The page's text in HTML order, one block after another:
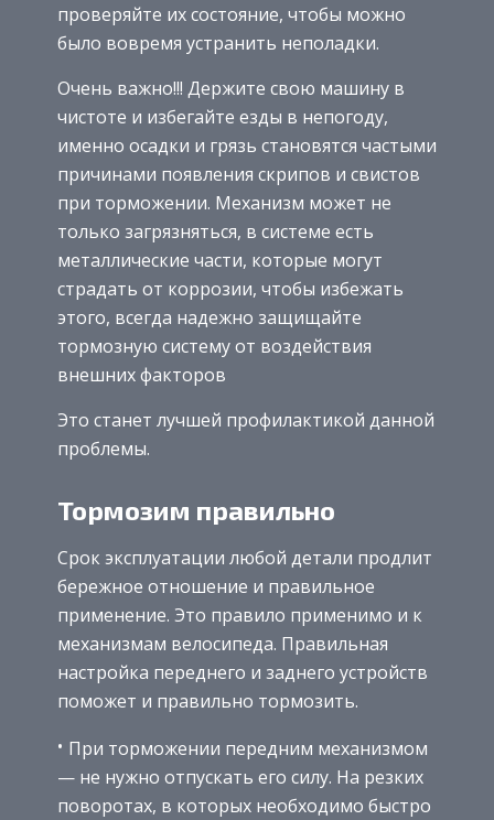
проверяйте их состояние, чтобы можно
было вовремя устранить неполадки.
Очень важно!!! Держите свою машину в
чистоте и избегайте езды в непогоду,
именно осадки и грязь становятся частыми
причинами появления скрипов и свистов
при торможении. Механизм может не
только загрязняться, в системе есть
металлические части, которые могут
страдать от коррозии, чтобы избежать
этого, всегда надежно защищайте
тормозную систему от воздействия
внешних факторов
Это станет лучшей профилактикой данной
проблемы.
Тормозим правильно
Срок эксплуатации любой детали продлит
бережное отношение и правильное
применение. Это правило применимо и к
механизмам велосипеда. Правильная
настройка переднего и заднего устройств
поможет и правильно тормозить.
При торможении передним механизмом
— не нужно отпускать его силу. На резких
поворотах, в которых необходимо быстро